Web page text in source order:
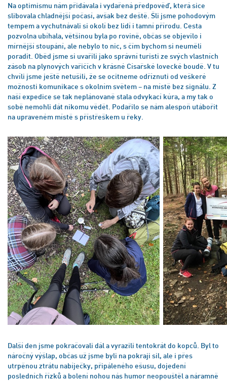
Na optimismu nám přidávala i vydařená předpověď, která sice
slibovala chladnější počasí, avšak bez deště. Šli jsme pohodovým
tempem a vychutnávali si okolí bez lidí i tamní přírodu. Cesta
pozvolna ubíhala, většinou byla po rovině, občas se objevilo i
mírnější stoupání, ale nebylo to nic, s čím bychom si neuměli
poradit. Oběd jsme si uvařili jako správní turisti ze svých vlastních
zásob na plynových vařičích v krásné Císařské lovecké boudě. V tu
chvíli jsme ještě netušili, že se ocitneme odříznuti od veškeré
možnosti komunikace s okolním světem – na místě bez signálu. Z
naší expedice se tak neplánovaně stala odvykací kúra, a my tak o
sobě nemohli dát nikomu vědět. Podařilo se nám alespoň utábořit
na upraveném místě s přístřeškem u řeky.
Další den jsme pokračovali dál a vyrazili tentokrát do kopců. Byl to
náročný výšlap, občas už jsme byli na pokraji sil, ale i přes
utrpěnou ztrátu nabíječky, připáleného ešusu, dojedení
posledních řízků a bolení nohou nás humor neopouštěl a náramně